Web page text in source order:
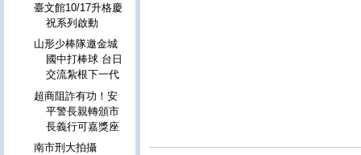
臺文館10/17升格慶
祝系列啟動
山形少棒隊邀金城
國中打棒球 台日
交流紮根下一代
超商阻詐有功！安
平警長親轉頒市
長義行可嘉獎座
南市刑大拍攝